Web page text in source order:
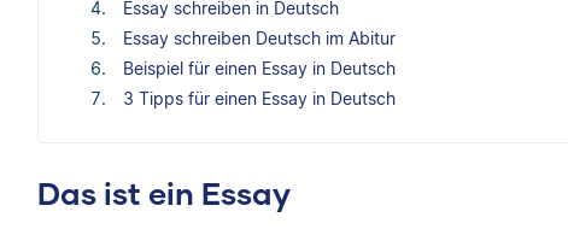
Essay schreiben in Deutsch
Essay schreiben Deutsch im Abitur
Beispiel für einen Essay in Deutsch
3 Tipps für einen Essay in Deutsch
Das ist ein Essay